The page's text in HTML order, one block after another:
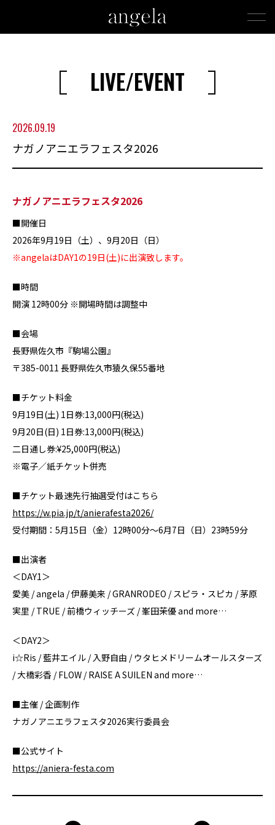
LIVE/EVENT
2026.09.19
ナガノアニエラフェスタ2026
ナガノアニエラフェスタ2026
■開催日
2026年9月19日（土）、9月20日（日）
※angelaはDAY1の19日(土)に出演致します。
■時間
開演 12時00分 ※開場時間は調整中
■会場
長野県佐久市『駒場公園』
〒385-0011 長野県佐久市猿久保55番地
■チケット料金
9月19日(土) 1日券:13,000円(税込)
9月20日(日) 1日券:13,000円(税込)
二日通し券:¥25,000円(税込)
※電子／紙チケット併売
■チケット最速先行抽選受付はこちら
https://w.pia.jp/t/anierafesta2026/
受付期間：5月15日（金）12時00分～6月7日（日）23時59分
■出演者
＜DAY1＞
愛美 / angela / 伊藤美来 / GRANRODEO / スピラ・スピカ / 茅原
実里 / TRUE / 前橋ウィッチーズ / 峯田茉優 and more…
＜DAY2＞
i☆Ris / 藍井エイル / 入野自由 / ウタヒメドリームオールスターズ
/ 大橋彩香 / FLOW / RAISE A SUILEN and more…
■主催 / 企画制作
ナガノアニエラフェスタ2026実行委員会
■公式サイト
https://aniera-festa.com